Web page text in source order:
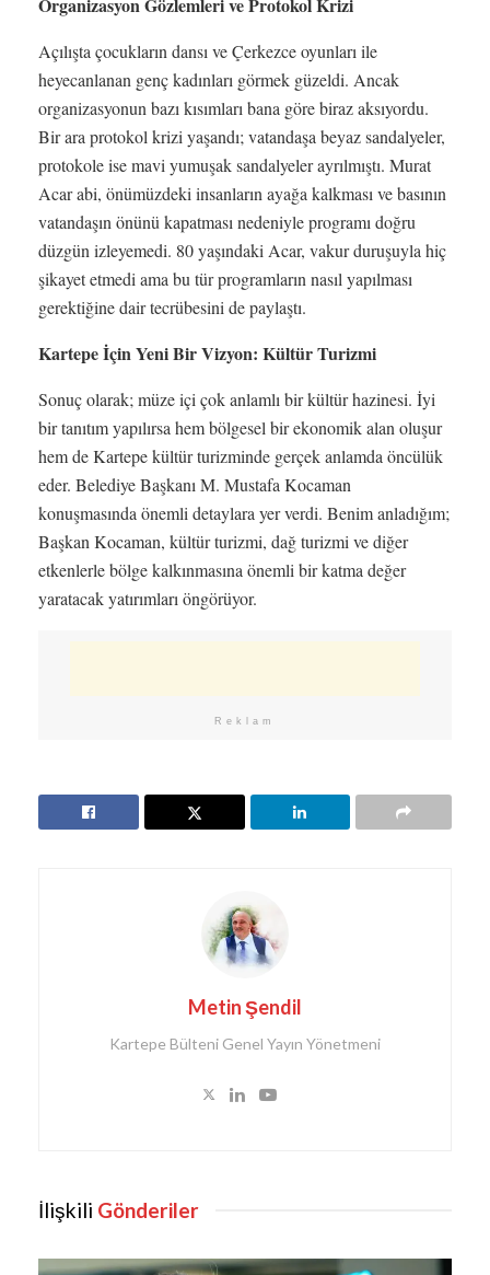
Açılışta çocukların dansı ve Çerkezce oyunları ile
heyecanlanan genç kadınları görmek güzeldi. Ancak
organizasyonun bazı kısımları bana göre biraz aksıyordu.
Bir ara protokol krizi yaşandı; vatandaşa beyaz sandalyeler,
protokole ise mavi yumuşak sandalyeler ayrılmıştı. Murat
Acar abi, önümüzdeki insanların ayağa kalkması ve basının
vatandaşın önünü kapatması nedeniyle programı doğru
düzgün izleyemedi. 80 yaşındaki Acar, vakur duruşuyla hiç
şikayet etmedi ama bu tür programların nasıl yapılması
gerektiğine dair tecrübesini de paylaştı.
Kartepe İçin Yeni Bir Vizyon: Kültür Turizmi
Sonuç olarak; müze içi çok anlamlı bir kültür hazinesi. İyi
bir tanıtım yapılırsa hem bölgesel bir ekonomik alan oluşur
hem de Kartepe kültür turizminde gerçek anlamda öncülük
eder. Belediye Başkanı M. Mustafa Kocaman
konuşmasında önemli detaylara yer verdi. Benim anladığım;
Başkan Kocaman, kültür turizmi, dağ turizmi ve diğer
etkenlerle bölge kalkınmasına önemli bir katma değer
yaratacak yatırımları öngörüyor.
Reklam
Metin Şendil
Kartepe Bülteni Genel Yayın Yönetmeni
İlişkili Gönderiler